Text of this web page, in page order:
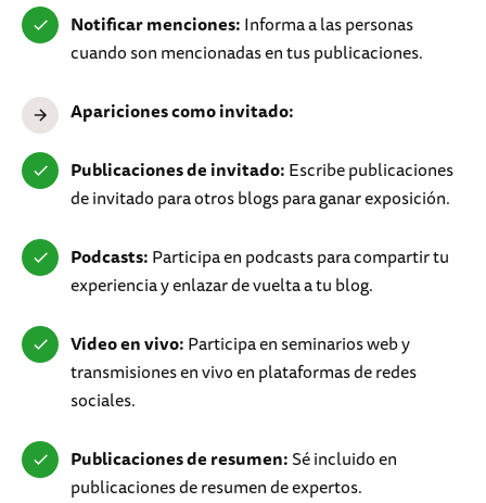
Notificar menciones:Informa a las personas
cuando son mencionadas en tus publicaciones.
Apariciones como invitado:
Publicaciones de invitado:Escribe publicaciones
de invitado para otros blogs para ganar exposición.
Podcasts:Participa en podcasts para compartir tu
experiencia y enlazar de vuelta a tu blog.
Video en vivo:Participa en seminarios web y
transmisiones en vivo en plataformas de redes
sociales.
Publicaciones de resumen:Sé incluido en
publicaciones de resumen de expertos.